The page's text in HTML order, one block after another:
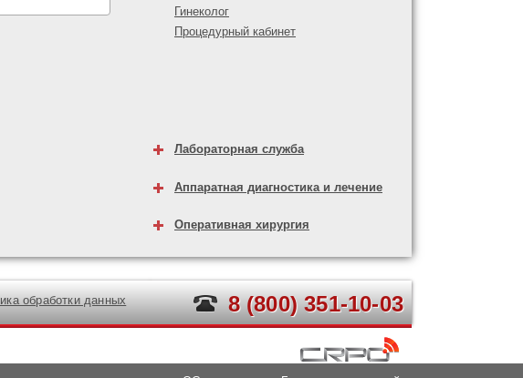
Гинеколог
Процедурный кабинет
Лабораторная служба
Аппаратная диагностика и лечение
Оперативная хирургия
обработки данных 8 (800) 351-10-03